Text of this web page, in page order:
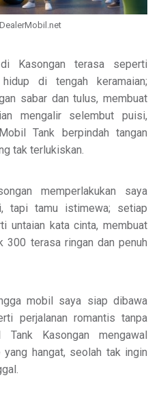
Kasongan terasa seperti
hidup di tengah keramaian;
sabar dan tulus, membuat
mengalir selembut puisi,
Tank berpindah tangan
tak terlukiskan.
memperlakukan saya
tapi tamu istimewa; setiap
untaian kata cinta, membuat
300 terasa ringan dan penuh
mobil saya siap dibawa
perjalanan romantis tanpa
Kasongan mengawal
hangat, seolah tak ingin